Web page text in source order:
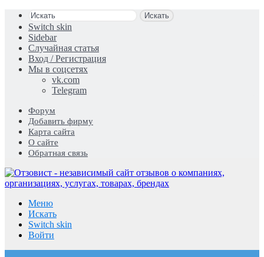
Искать
Switch skin
Sidebar
Случайная статья
Вход / Регистрация
Мы в соцсетях
vk.com
Telegram
Форум
Добавить фирму
Карта сайта
О сайте
Обратная связь
Меню
Искать
Switch skin
Войти